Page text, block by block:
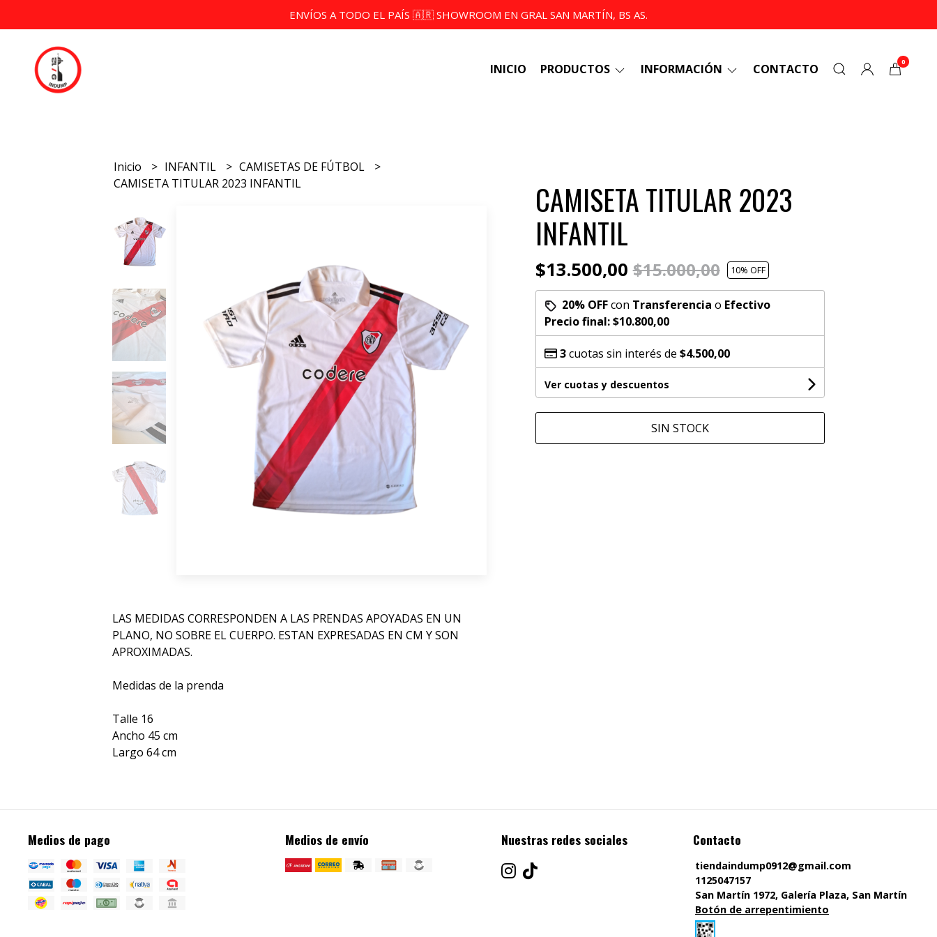
ENVÍOS A TODO EL PAÍS 🇦🇷 SHOWROOM EN GRAL SAN MARTÍN, BS AS.
INICIO PRODUCTOS INFORMACIÓN CONTACTO 0
Inicio INFANTIL
CAMISETAS DE FÚTBOL
CAMISETA TITULAR 2023 INFANTIL
LAS MEDIDAS CORRESPONDEN A LAS PRENDAS APOYADAS EN UN
PLANO, NO SOBRE EL CUERPO. ESTAN EXPRESADAS EN CM Y SON
APROXIMADAS.
Medidas de la prenda
Talle 16
Ancho 45 cm
Largo 64 cm
CAMISETA TITULAR 2023
INFANTIL
$13.500,00$15.000,00 10% OFF
20% OFFcon Transferencia o Efectivo
Precio final:$10.800,00
3cuotas sin interés de $4.500,00
Ver cuotas y descuentos
SIN STOCK
Medios de pago Medios de envío Nuestras redes sociales Contacto
tiendaindump0912@gmail.com
1125047157
San Martín 1972, Galería Plaza, San Martín
Botón de arrepentimiento